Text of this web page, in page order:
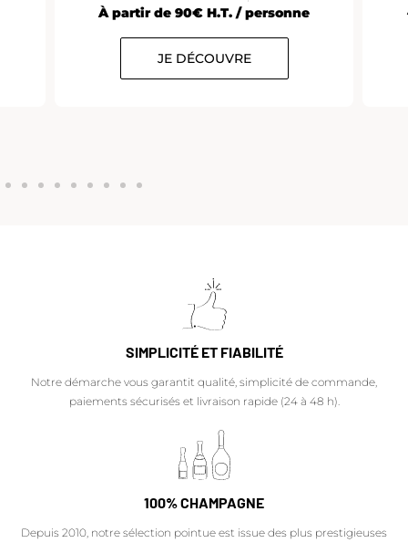
À partir de 90€ H.T. / personne
JE DÉCOUVRE
SIMPLICITÉ ET FIABILITÉ
Notre démarche vous garantit qualité, simplicité de commande,
paiements sécurisés et livraison rapide (24 à 48 h).
100% CHAMPAGNE
Depuis 2010, notre sélection pointue est issue des plus prestigieuses